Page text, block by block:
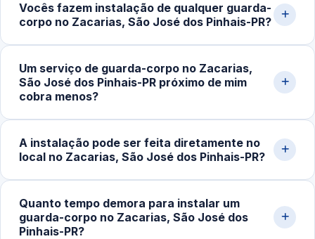
na estrutura, vibração ao toque, ruídos na fixação,
ferragens enfraquecidas ou vidro com trincas.
Desalinhamento ou perda de estabilidade em sacadas e
escadas merecem inspeção urgente.
Vocês fazem instalação de qualquer guarda-
corpo no Zacarias, São José dos Pinhais-PR?
em vidro para sacadas, varandas, escadas e mezaninos.
Trabalhamos com vidro temperado e sistemas de
Um serviço de guarda-corpo no Zacarias,
São José dos Pinhais-PR próximo de mim
cobra menos?
de deslocamento e permite atendimento mais rápido,
impactando no valor final e facilitando visitas técnicas,
medições e ajustes.
A instalação pode ser feita diretamente no
local no Zacarias, São José dos Pinhais-PR?
de vidro é realizada no próprio imóvel, com
equipamentos adequados para medição, nivelamento e
Quanto tempo demora para instalar um
guarda-corpo no Zacarias, São José dos
Pinhais-PR?